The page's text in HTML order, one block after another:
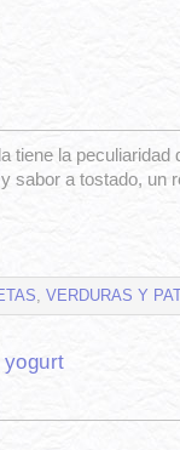
tiene la
sabor a tostado, un
, VERDURAS Y